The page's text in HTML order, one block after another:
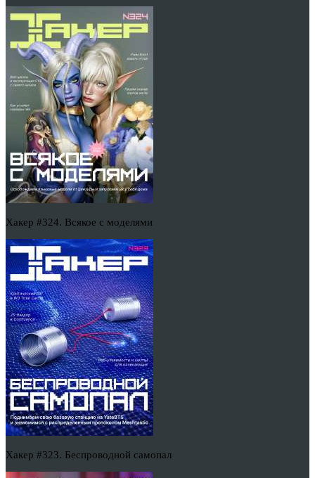
Хакер #324. Всякое с моделями
Хакер #323. Беспроводной самопал